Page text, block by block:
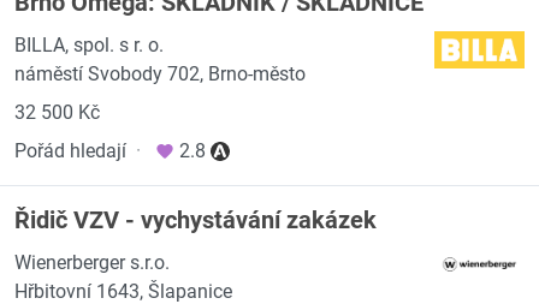
BILLA, spol. s r. o.
náměstí Svobody 702, Brno-město
32 500 Kč
Pořád hledají · 2.8
Řidič VZV - vychystávání zakázek
Wienerberger s.r.o.
Hřbitovní 1643, Šlapanice